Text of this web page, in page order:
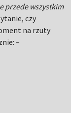
przede wszystkim
czy
na rzuty
–